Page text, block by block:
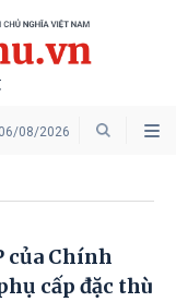
08/2026
của Chính
cấp đặc thù